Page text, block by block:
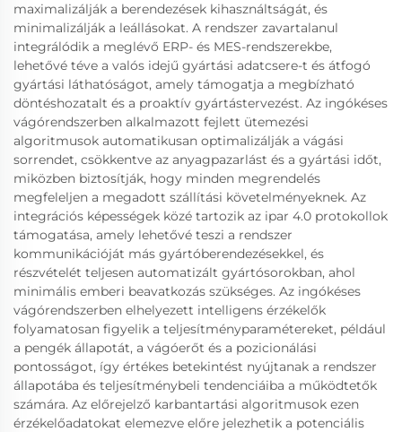
maximalizálják a berendezések kihasználtságát, és
minimalizálják a leállásokat. A rendszer zavartalanul
integrálódik a meglévő ERP- és MES-rendszerekbe,
lehetővé téve a valós idejű gyártási adatcsere-t és átfogó
gyártási láthatóságot, amely támogatja a megbízható
döntéshozatalt és a proaktív gyártástervezést. Az ingókéses
vágórendszerben alkalmazott fejlett ütemezési
algoritmusok automatikusan optimalizálják a vágási
sorrendet, csökkentve az anyagpazarlást és a gyártási időt,
miközben biztosítják, hogy minden megrendelés
megfeleljen a megadott szállítási követelményeknek. Az
integrációs képességek közé tartozik az ipar 4.0 protokollok
támogatása, amely lehetővé teszi a rendszer
kommunikációját más gyártóberendezésekkel, és
részvételét teljesen automatizált gyártósorokban, ahol
minimális emberi beavatkozás szükséges. Az ingókéses
vágórendszerben elhelyezett intelligens érzékelők
folyamatosan figyelik a teljesítményparamétereket, például
a pengék állapotát, a vágóerőt és a pozicionálási
pontosságot, így értékes betekintést nyújtanak a rendszer
állapotába és teljesítménybeli tendenciáiba a működtetők
számára. Az előrejelző karbantartási algoritmusok ezen
érzékelőadatokat elemezve előre jelezhetik a potenciális